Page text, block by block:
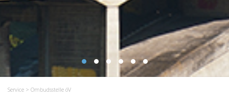
Service > Ombudsstelle öV